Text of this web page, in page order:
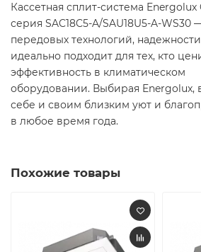
Кассетная сплит-система Energolux
серия SAC18C5-A/SAU18U5-A-WS30
передовых технологий,
идеально подходит для тех, кто
эффективность в климатическом
оборудовании. Выбирая Energolux,
себе и своим близким уют и
в любое время года.
Похожие товары